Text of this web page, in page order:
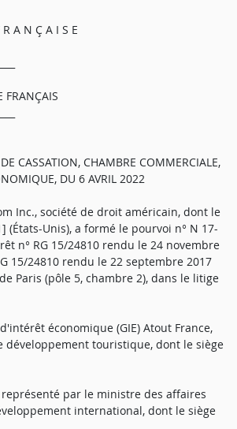
A N Ç A I S E
FRANÇAIS
CASSATION, CHAMBRE COMMERCIALE,
DU 6 AVRIL 2022
Inc., société de droit américain, dont le
(États-Unis), a formé le pourvoi n° N 17-
n° RG 15/24810 rendu le 24 novembre
15/24810 rendu le 22 septembre 2017
Paris (pôle 5, chambre 2), dans le litige
économique (GIE) Atout France,
développement touristique, dont le siège
représenté par le ministre des affaires
international, dont le siège